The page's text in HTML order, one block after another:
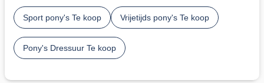
Sport pony's Te koop Vrijetijds pony's Te koop
Pony's Dressuur Te koop